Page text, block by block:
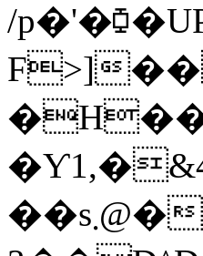
/
F>]
��s܂@���Q��W/�P�9